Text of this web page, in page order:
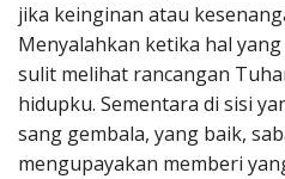
jika keinginan atau
Menyalahkan ketika hal
sulit melihat rancangan
hidupku. Sementara di sisi
sang gembala, yang baik,
mengupayakan memberi